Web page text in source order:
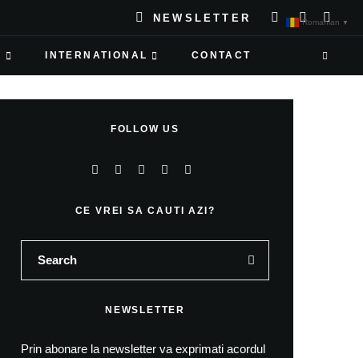
NEWSLETTER
INTERNATIONAL CONTACT
FOLLOW US
CE VREI SA CAUTI AZI?
NEWSLETTER
Prin abonare la newsletter va exprimati acordul
Romanian ▼